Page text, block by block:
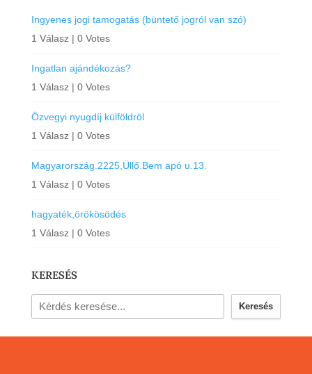
Ingyenes jogi tamogatás (büntető jogról van szó)
1 Válasz | 0 Votes
Ingatlan ajándékozás?
1 Válasz | 0 Votes
Özvegyi nyugdíj külföldröl
1 Válasz | 0 Votes
Magyarország.2225,Üllő.Bem apó u.13.
1 Válasz | 0 Votes
hagyaték,örökösödés
1 Válasz | 0 Votes
KERESÉS
Keresés